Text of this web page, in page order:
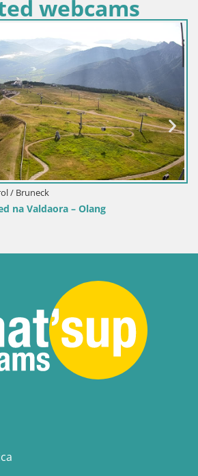
webcams
/ Bruneck
na Valdaora – Olang